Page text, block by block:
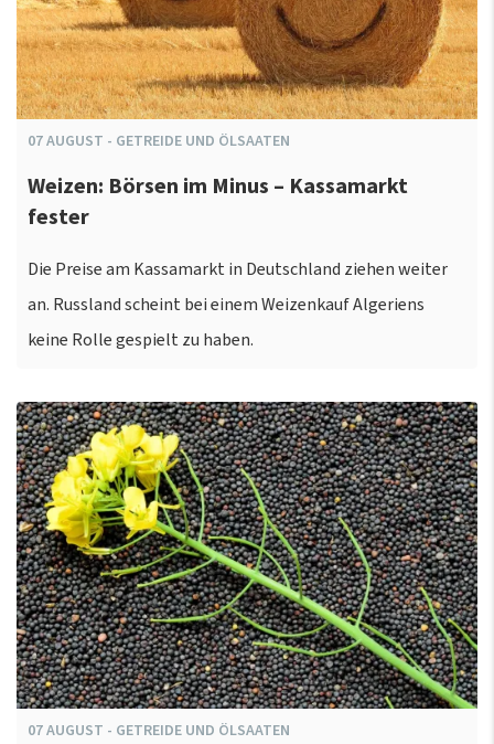
07AUGUST - GETREIDE UND ÖLSAATEN
Weizen: Börsen im Minus – Kassamarkt
fester
Die Preise am Kassamarkt in Deutschland ziehen weiter
an. Russland scheint bei einem Weizenkauf Algeriens
keine Rolle gespielt zu haben.
07AUGUST - GETREIDE UND ÖLSAATEN